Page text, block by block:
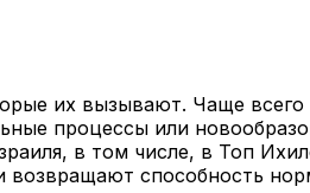
их вызывают. Чаще
процессы или
в том числе, в Топ
способность